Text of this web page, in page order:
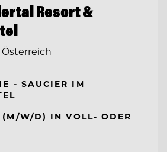
Resort &
(M/W/D) IN VOLL- ODER